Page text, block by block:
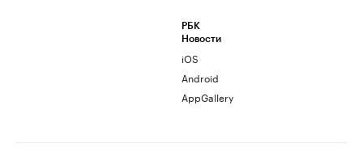
РБК
Новости
iOS
Android
AppGallery